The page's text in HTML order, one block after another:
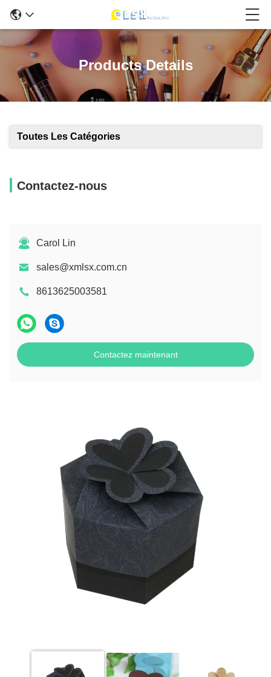
Products Details
Toutes Les Catégories
Contactez-nous
Carol Lin
sales@xmlsx.com.cn
8613625003581
Contactez maintenant